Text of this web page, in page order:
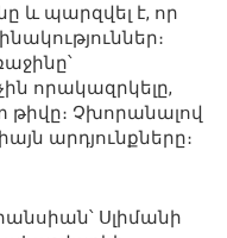
և պարզվել է, որ
որակազրկելը,
թիվը։ Չխորանալով
արդյունքները։
Սլիմանի